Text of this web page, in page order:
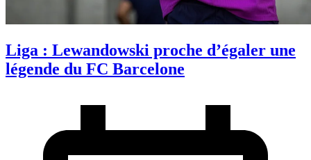
Liga : Lewandowski proche d’égaler une
légende du FC Barcelone